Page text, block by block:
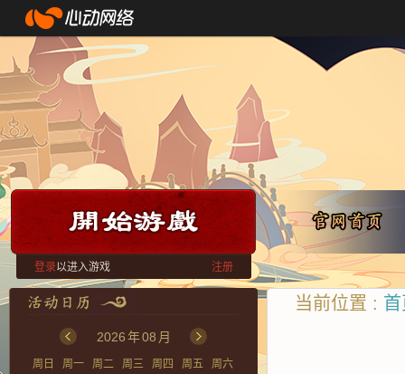
登录以进入游戏 注册
2026年08 月
周日 周一 周二 周三 周四 周五
周六
当前位置 :